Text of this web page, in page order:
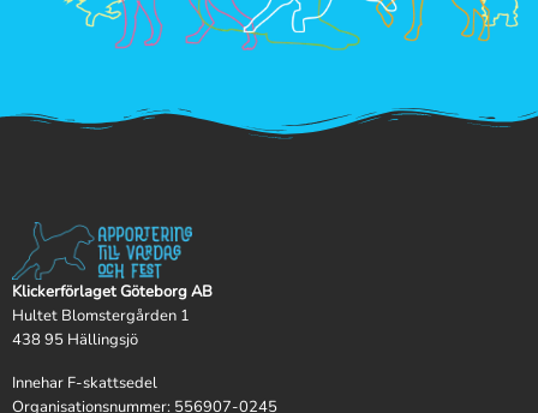
Klickerförlaget Göteborg AB
Hultet Blomstergården 1
438 95 Hällingsjö
Innehar F-skattsedel
Organisationsnummer: 556907-0245